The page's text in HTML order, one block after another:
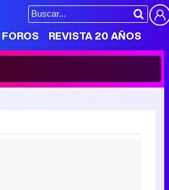
FOROS REVISTA 20 AÑOS